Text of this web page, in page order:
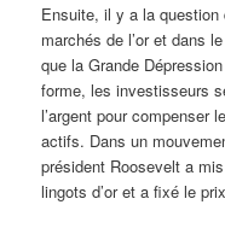
Ensuite, il y a la question
marchés de l’or et dans
que la Grande
forme, les investisseurs
l’argent pour compenser
actifs. Dans un
président Roosevelt a
lingots d’or et a fixé le